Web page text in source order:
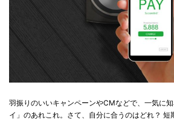
羽振りのいいキャンペーンやCMなどで、一気に
イ」のあれこれ。さて、自分に合うのはどれ？ 短